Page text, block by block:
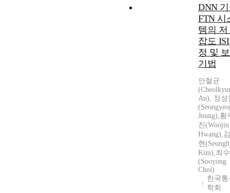
DNN
FTN 시
템의 저
잡도
정 및
기법
안철균
An), 정성
Joung),황
진(Woojin
Hwang),
현
Kim),최
(Sooyong
Choi)
한국통
학회